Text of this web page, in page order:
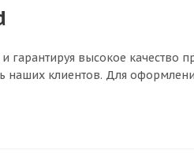
гарантируя высокое
наших клиентов. Для